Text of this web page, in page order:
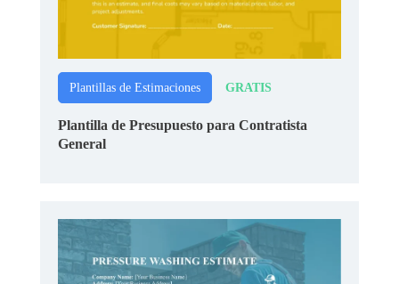
Plantillas de Estimaciones GRATIS
Plantilla de Presupuesto para Contratista
General